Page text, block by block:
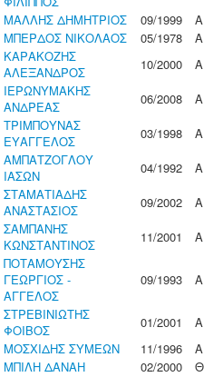
ΜΑΛΛΗΣ ΔΗΜΗΤΡΙΟΣ 09/1999
Α
ΜΠΕΡΔΟΣ ΝΙΚΟΛΑΟΣ 05/1978
Α
ΚΑΡΑΚΟΖΗΣ
ΑΛΕΞΑΝΔΡΟΣ
10/2000
Α
ΙΕΡΩΝΥΜΑΚΗΣ
ΑΝΔΡΕΑΣ
06/2008
Α
ΤΡΙΜΠΟΥΝΑΣ
ΕΥΑΓΓΕΛΟΣ
03/1998
Α
ΑΜΠΑΤΖΟΓΛΟΥ
ΙΑΣΩΝ
04/1992
Α
ΣΤΑΜΑΤΙΑΔΗΣ
ΑΝΑΣΤΑΣΙΟΣ
09/2002
Α
ΣΑΜΠΑΝΗΣ
ΚΩΝΣΤΑΝΤΙΝΟΣ
11/2001 Α
ΠΟΤΑΜΟΥΣΗΣ
ΓΕΩΡΓΙΟΣ -
ΑΓΓΕΛΟΣ
09/1993 Α
ΣΤΡΕΒΙΝΙΩΤΗΣ
ΦΟΙΒΟΣ
01/2001
Α
ΜΟΣΧΙΔΗΣ ΣΥΜΕΩΝ 11/1996
Α
ΜΠΙΛΗ ΔΑΝΑΗ 02/2000
Θ